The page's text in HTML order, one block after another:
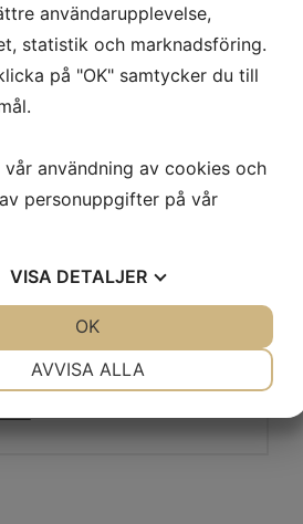
oss
användarupplevelse,
statistik och marknadsföring.
på "OK" samtycker du till
vår användning av cookies och
personuppgifter på vår
VISA DETALJER
AVVISA ALLA
OK